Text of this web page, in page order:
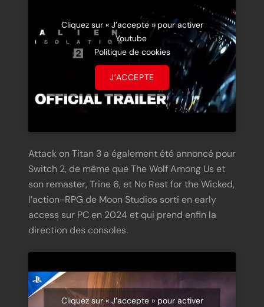
Cliquez sur « J’accepte » pour activer
Youtube
Politique de cookies
J’ACCEPTE
Attack on Titan 3 a également été annoncé pour
Switch 2, de même que The Wolf Among Us et
son remaster, Trine 6, et No Rest for the Wicked,
l’action-RPG de Moon Studios sorti en early
access sur PC en 2024 et qui prend enfin la
direction des consoles.
Cliquez sur « J’accepte » pour activer